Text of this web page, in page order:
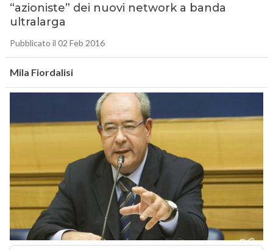
“azioniste” dei nuovi network a banda
ultralarga
Pubblicato il 02 Feb 2016
Mila Fiordalisi